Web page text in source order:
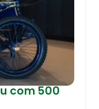
com 500